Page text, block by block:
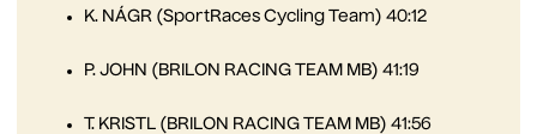
K. NÁGR (SportRaces Cycling Team) 40:12
P. JOHN (BRILON RACING TEAM MB) 41:19
T. KRISTL (BRILON RACING TEAM MB) 41:56